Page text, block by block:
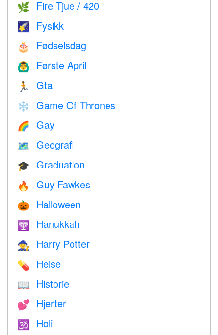
🌿 Fire Tjue / 420
🌠 Fysikk
🎂 Fødselsdag
🙆‍♂️ Første April
🏃 Gta
❄️ Game Of Thrones
🌈 Gay
🗺 Geografi
🎓 Graduation
🔥 Guy Fawkes
🎃 Halloween
🕎 Hanukkah
🧙 Harry Potter
💊 Helse
📖 Historie
💕 Hjerter
🕉 Holi